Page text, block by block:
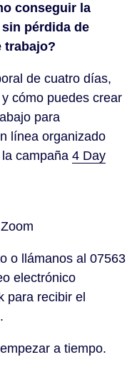
conseguir la
pérdida de
trabajo?
de cuatro días,
cómo puedes crear
para
línea organizado
campaña 4 Day
o llámanos al 07563
electrónico
para recibir el
a tiempo.